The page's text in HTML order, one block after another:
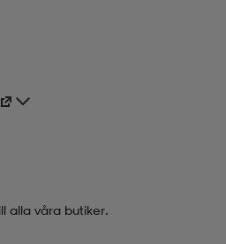
alla våra butiker.